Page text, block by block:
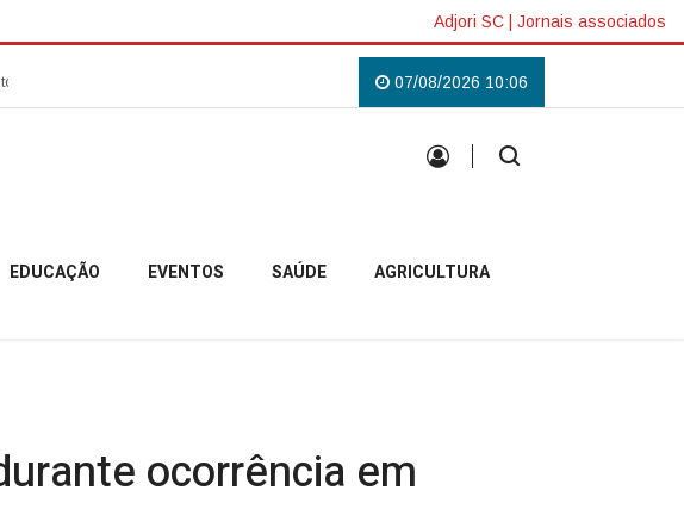
Adjori SC | Jornais associados
campobelense Padre Pablo inicia missão em Anita Garibaldi e destaca
07/08/2026 10:06
EDUCAÇÃO EVENTOS SAÚDE AGRICULTURA
ocorrência em